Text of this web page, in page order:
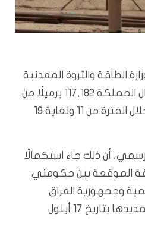
الطاقة والثروة المعدنية
الأردنية، الثلاثاء، استقبال المملكة 117,182 برميلًا من
النفط الخام العراقي، خلال الفترة من 11 ولغاية 19
أن ذلك جاء استكمالًا
الموقعة بين حكومتي
وجمهورية العراق
الشقيقة والتي جرى تمديدها بتاريخ 17 أيلول